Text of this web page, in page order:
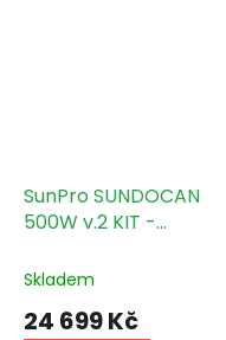
SunPro SUNDOCAN
500W v.2 KIT -
Skladem
24 699 Kč